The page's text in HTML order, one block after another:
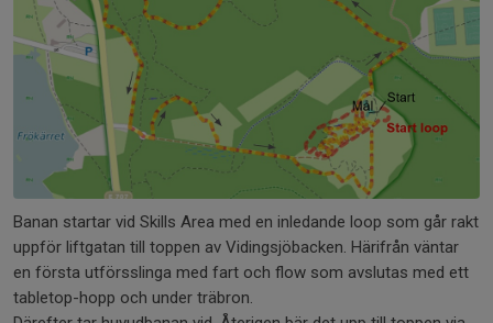
Banan startar vid Skills Area med en inledande loop som går rakt
uppför liftgatan till toppen av Vidingsjöbacken. Härifrån väntar
en första utförsslinga med fart och flow som avslutas med ett
tabletop-hopp och under träbron.